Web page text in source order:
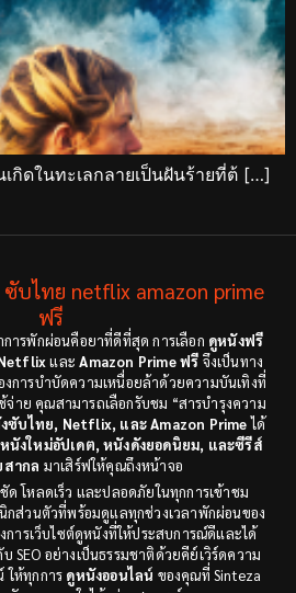
กิดในทะเลกลายเป็นฝันร้ายที่ต้ […]
บไทย netflix amazon prime
ฟรี
การพักผ่อนคือยาที่ดีที่สุด การเลือก ดูหนังฟรี
และAmazon Prime ฟรี จึงเป็นทาง
การบำบัดความเหนื่อยล้าด้วยความบันเทิงที่
าย คุณสามารถเลือกรับชม “สารบำรุงความ
ซับไทย, Netflix, และ Amazon Primeได้
หนังใหม่อัปเดต, หนังดังยอดนิยม, และซีรีส์
ากล มาเสิร์ฟให้คุณถึงหน้าจอ
โหลดเร็ว และปลอดภัยในทุกการเข้าชม
กส่วนตัวที่พร้อมดูแลทุกช่วงเวลาพักผ่อนของ
ารเว็บไซต์ดูหนังที่ให้ประสบการณ์ดีและได้
SEO อย่างเป็นธรรมชาติด้วยคีย์เวิร์ดความ
ให้ทุกการ ดูหนังออนไลน์ ของคุณที่ Sinteza